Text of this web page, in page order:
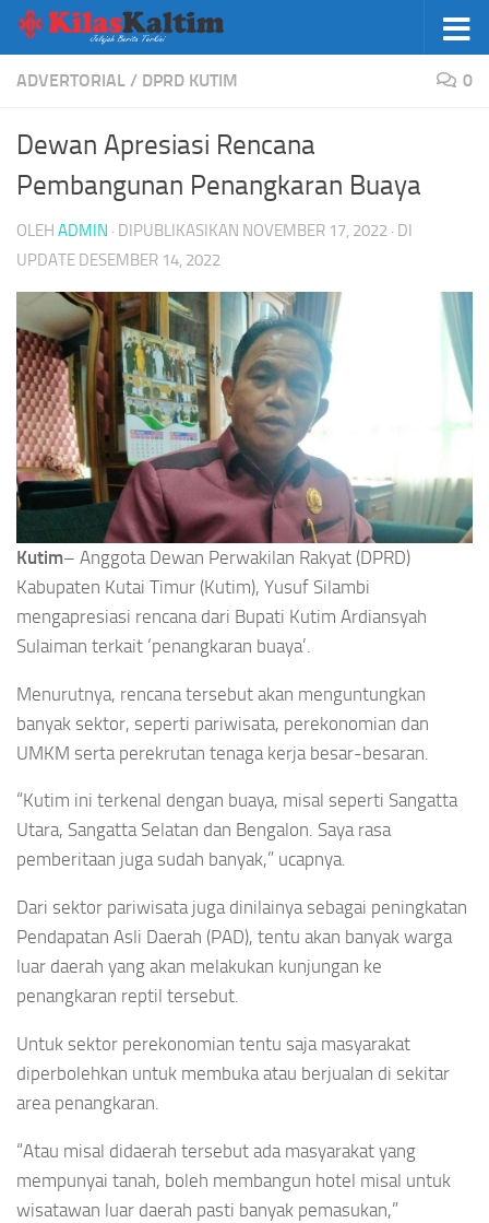
Skip to content
ADVERTORIAL / DPRD KUTIM 0
Dewan Apresiasi Rencana
Pembangunan Penangkaran Buaya
OLEH ADMIN · DIPUBLIKASIKAN NOVEMBER 17, 2022 · DI
UPDATE DESEMBER 14, 2022
Kutim– Anggota Dewan Perwakilan Rakyat (DPRD)
Kabupaten Kutai Timur (Kutim), Yusuf Silambi
mengapresiasi rencana dari Bupati Kutim Ardiansyah
Sulaiman terkait ‘penangkaran buaya’.
Menurutnya, rencana tersebut akan menguntungkan
banyak sektor, seperti pariwisata, perekonomian dan
UMKM serta perekrutan tenaga kerja besar-besaran.
“Kutim ini terkenal dengan buaya, misal seperti Sangatta
Utara, Sangatta Selatan dan Bengalon. Saya rasa
pemberitaan juga sudah banyak,” ucapnya.
Dari sektor pariwisata juga dinilainya sebagai peningkatan
Pendapatan Asli Daerah (PAD), tentu akan banyak warga
luar daerah yang akan melakukan kunjungan ke
penangkaran reptil tersebut.
Untuk sektor perekonomian tentu saja masyarakat
diperbolehkan untuk membuka atau berjualan di sekitar
area penangkaran.
“Atau misal didaerah tersebut ada masyarakat yang
mempunyai tanah, boleh membangun hotel misal untuk
wisatawan luar daerah pasti banyak pemasukan,”